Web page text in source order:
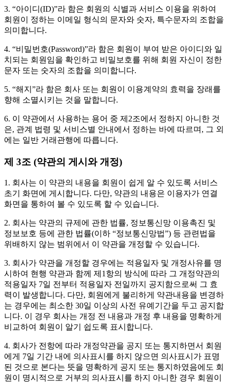
3. “아이디(ID)”라 함은 회원의 식별과 서비스 이용을 위하여
회원이 정하는 이메일 형식의 문자와 숫자, 특수문자의 조합을
의미합니다.
4. “비밀번호(Password)”라 함은 회원이 부여 받은 아이디와 일
치되는 회원임을 확인하고 비밀보호를 위해 회원 자신이 정한
문자 또는 숫자의 조합을 의미합니다.
5. “해지”라 함은 회사 또는 회원이 이용계약의 효력을 장래를
향해 소멸시키는 것을 말합니다.
6. 이 약관에서 사용하는 용어 중 제2조에서 정하지 아니한 것
은, 관계 법령 및 서비스별 안내에서 정하는 바에 따르며, 그 외
에는 일반 거래관행에 따릅니다.
제 3조 (약관의 게시와 개정)
1. 회사는 이 약관의 내용을 회원이 쉽게 알 수 있도록 서비스
초기 화면에 게시합니다. 다만, 약관의 내용은 이용자가 연결
화면을 통하여 볼 수 있도록 할 수 있습니다.
2. 회사는 약관의 규제에 관한 법률, 정보통신망 이용촉진 및
정보보호 등에 관한 법률(이하 “정보통신망법”) 등 관련법을
위배하지 않는 범위에서 이 약관을 개정할 수 있습니다.
3. 회사가 약관을 개정할 경우에는 적용일자 및 개정사유를 명
시하여 현행 약관과 함께 제1항의 방식에 따라 그 개정약관의
적용일자 7일 전부터 적용일자 전일까지 공지함으로써 그 효
력이 발생합니다. 다만, 회원에게 불리하게 약관내용을 변경하
는 경우에는 최소한 30일 이상의 사전 유예기간을 두고 공지합
니다. 이 경우 회사는 개정 전 내용과 개정 후 내용을 명확하게
비교하여 회원이 알기 쉽도록 표시합니다.
4. 회사가 전항에 따라 개정약관을 공지 또는 통지하면서 회원
에게 7일 기간 내에 의사표시를 하지 않으면 의사표시가 표명
된 것으로 본다는 뜻을 명확하게 공지 또는 통지하였음에도 회
원이 명시적으로 거부의 의사표시를 하지 아니한 경우 회원이